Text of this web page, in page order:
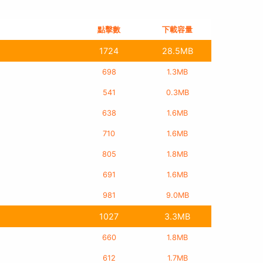
點擊數 下載容量
1724 28.5MB
698 1.3MB
541 0.3MB
638 1.6MB
710 1.6MB
805 1.8MB
691 1.6MB
981 9.0MB
1027 3.3MB
660 1.8MB
612 1.7MB